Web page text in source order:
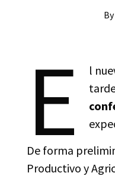
By
E
l
De forma
Productivo y